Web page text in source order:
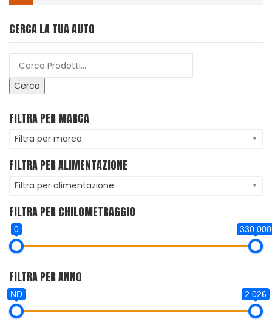
CERCA LA TUA AUTO
Cerca
FILTRA PER MARCA
Filtra per marca
FILTRA PER ALIMENTAZIONE
Filtra per alimentazione
FILTRA PER CHILOMETRAGGIO
0 330 000
FILTRA PER ANNO
ND 2 026